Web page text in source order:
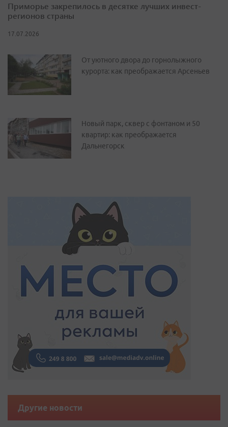
Приморье закрепилось в десятке лучших инвест-
регионов страны
17.07.2026
От уютного двора до горнолыжного
курорта: как преображается Арсеньев
Новый парк, сквер с фонтаном и 50
квартир: как преображается
Дальнегорск
Другие новости